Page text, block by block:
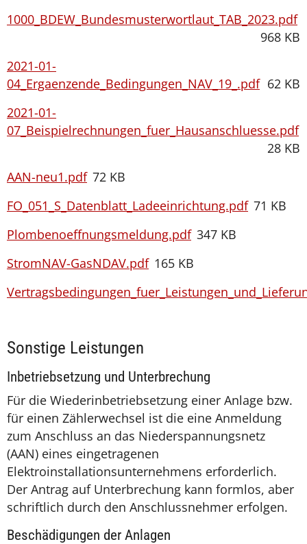
1000_BDEW_Bundesmusterwortlaut_TAB_2023.pdf
968 KB
2021-01-
04_Ergaenzende_Bedingungen_NAV_19_.pdf 62 KB
2021-01-
07_Beispielrechnungen_fuer_Hausanschluesse.pdf
28 KB
AAN-neu1.pdf 72 KB
FO_051_S_Datenblatt_Ladeeinrichtung.pdf 71 KB
Plombenoeffnungsmeldung.pdf 347 KB
StromNAV-GasNDAV.pdf 165 KB
Sonstige Leistungen
Inbetriebsetzung und Unterbrechung
Für die Wiederinbetriebsetzung einer Anlage bzw.
für einen Zählerwechsel ist die eine Anmeldung
zum Anschluss an das Niederspannungsnetz
(AAN) eines eingetragenen
Elektroinstallationsunternehmens erforderlich.
Der Antrag auf Unterbrechung kann formlos, aber
schriftlich durch den Anschlussnehmer erfolgen.
Beschädigungen der Anlagen